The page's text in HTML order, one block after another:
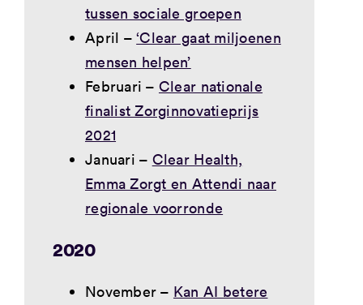
tussen sociale groepen
April –‘Clear gaat miljoenen
mensen helpen’
Februari – Clear nationale
finalist Zorginnovatieprijs
2021
Januari – Clear Health,
Emma Zorgt en Attendi naar
regionale voorronde
2020
November – Kan AI betere